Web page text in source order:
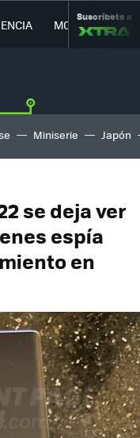
MOVILIDAD
Suscríbete a
Miniserie Japón
se deja ver
espía
en